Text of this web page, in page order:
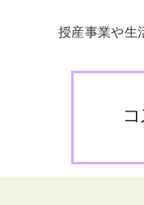
授産事業や生